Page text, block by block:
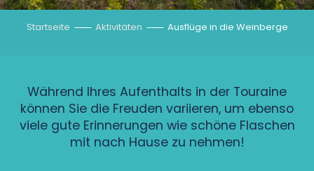
Startseite Aktivitäten Ausflüge in die Weinberge
Während Ihres Aufenthalts in der Touraine
können Sie die Freuden variieren, um ebenso
viele gute Erinnerungen wie schöne Flaschen
mit nach Hause zu nehmen!